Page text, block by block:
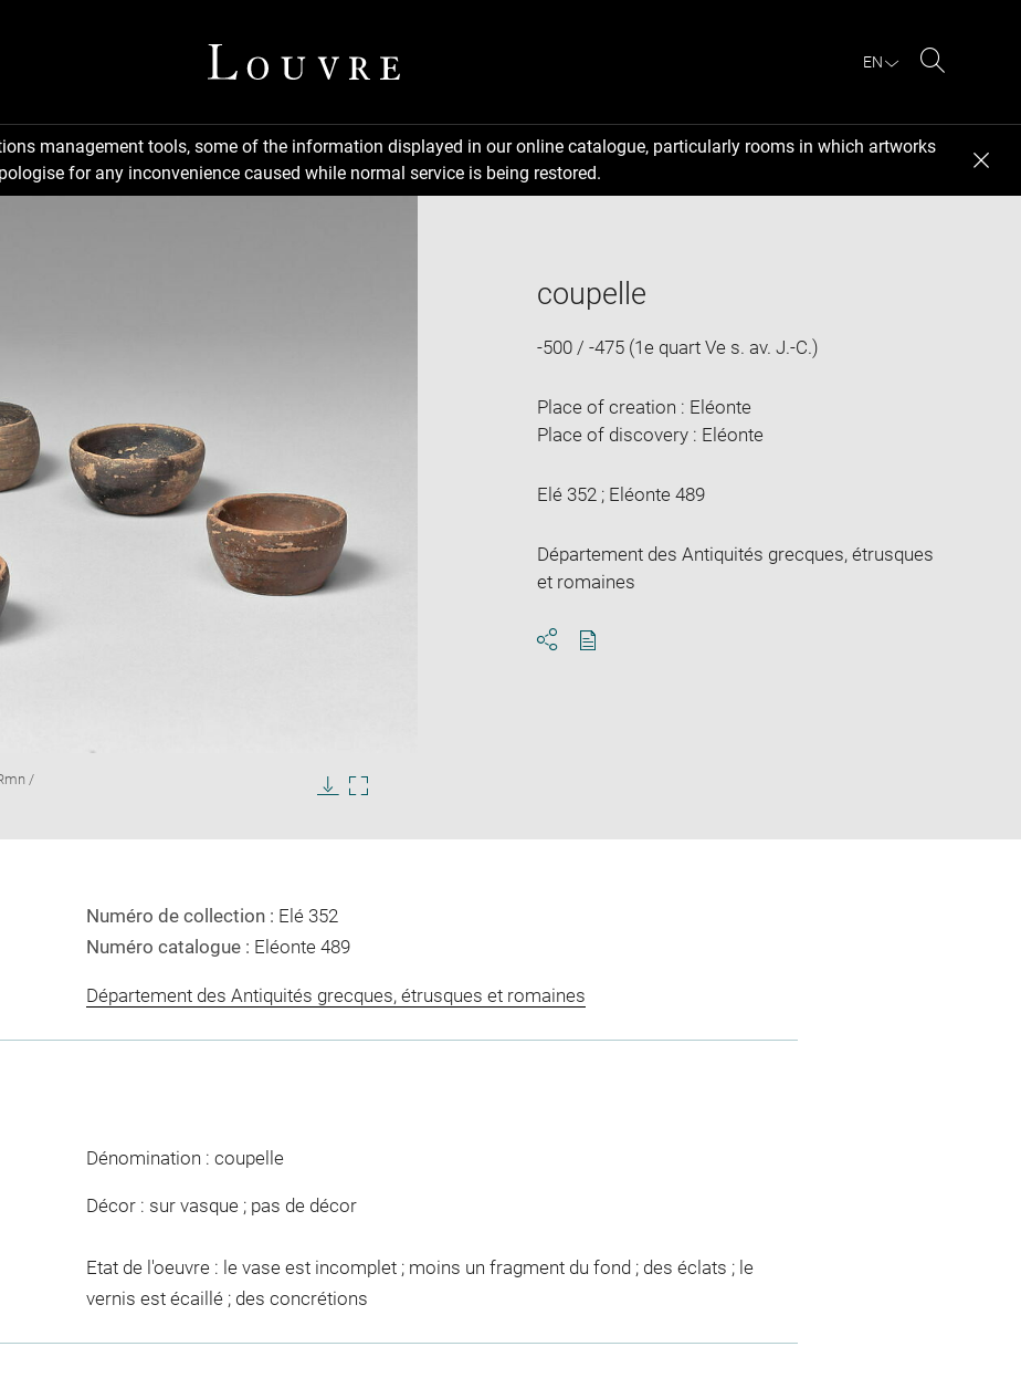
EN
management tools, some of the information displayed in our online catalogue, particularly rooms in which artworks
for any inconvenience caused while normal service is being restored.
/
coupelle
-500 / -475 (1e quart Ve s. av. J.-C.)
Place of creation : Eléonte
Place of discovery : Eléonte
Elé 352 ; Eléonte 489
Département des Antiquités grecques, étrusques
et romaines
Numéro de collection : Elé 352
Numéro catalogue : Eléonte 489
Département des Antiquités grecques, étrusques et romaines
Dénomination : coupelle
Décor : sur vasque ; pas de décor
Etat de l'oeuvre : le vase est incomplet ; moins un fragment du fond ; des éclats ; le
vernis est écaillé ; des concrétions